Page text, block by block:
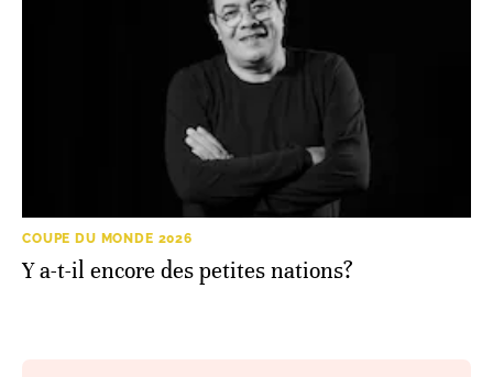
COUPE DU MONDE 2026
Y a-t-il encore des petites nations?